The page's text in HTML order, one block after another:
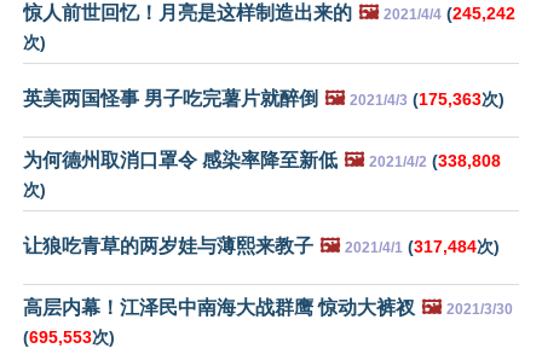
惊人前世回忆！月亮是这样制造出来的 🖼️ 2021/4/4 (245,242
次)
英美两国怪事 男子吃完薯片就醉倒 🖼️ 2021/4/3 (175,363次)
为何德州取消口罩令 感染率降至新低 🖼️ 2021/4/2 (338,808
次)
让狼吃青草的两岁娃与薄熙来教子 🖼️ 2021/4/1 (317,484次)
高层内幕！江泽民中南海大战群鹰 惊动大裤衩 🖼️ 2021/3/30
(695,553次)